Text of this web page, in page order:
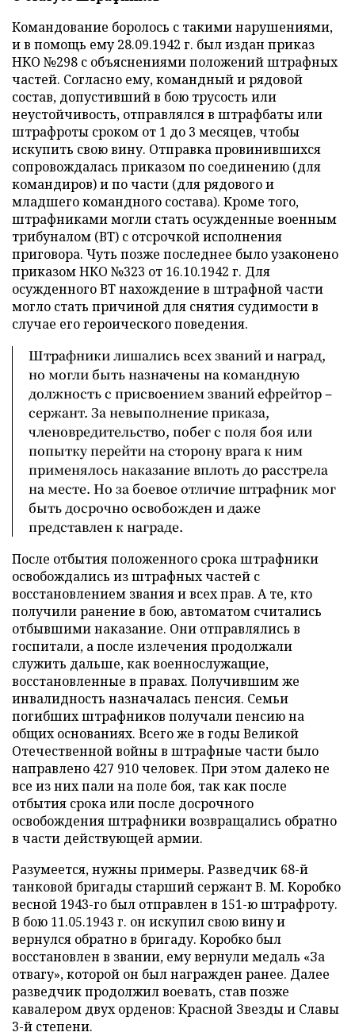
Командование боролось с такими нарушениями,
и в помощь ему 28.09.1942 г. был издан приказ
НКО №298 с объяснениями положений штрафных
частей. Согласно ему, командный и рядовой
состав, допустивший в бою трусость или
неустойчивость, отправлялся в штрафбаты или
штрафроты сроком от 1 до 3 месяцев, чтобы
искупить свою вину. Отправка провинившихся
сопровождалась приказом по соединению (для
командиров) и по части (для рядового и
младшего командного состава). Кроме того,
штрафниками могли стать осужденные военным
трибуналом (ВТ) с отсрочкой исполнения
приговора. Чуть позже последнее было узаконено
приказом НКО №323 от 16.10.1942 г. Для
осужденного ВТ нахождение в штрафной части
могло стать причиной для снятия судимости в
случае его героического поведения.
Штрафники лишались всех званий и наград,
но могли быть назначены на командную
должность с присвоением званий ефрейтор –
сержант. За невыполнение приказа,
членовредительство, побег с поля боя или
попытку перейти на сторону врага к ним
применялось наказание вплоть до расстрела
на месте. Но за боевое отличие штрафник мог
быть досрочно освобожден и даже
представлен к награде.
После отбытия положенного срока штрафники
освобождались из штрафных частей с
восстановлением звания и всех прав. А те, кто
получили ранение в бою, автоматом считались
отбывшими наказание. Они отправлялись в
госпитали, а после излечения продолжали
служить дальше, как военнослужащие,
восстановленные в правах. Получившим же
инвалидность назначалась пенсия. Семьи
погибших штрафников получали пенсию на
общих основаниях. Всего же в годы Великой
Отечественной войны в штрафные части было
направлено 427 910 человек. При этом далеко не
все из них пали на поле боя, так как после
отбытия срока или после досрочного
освобождения штрафники возвращались обратно
в части действующей армии.
Разумеется, нужны примеры. Разведчик 68-й
танковой бригады старший сержант В. М. Коробко
весной 1943-го был отправлен в 151-ю штрафроту.
В бою 11.05.1943 г. он искупил свою вину и
вернулся обратно в бригаду. Коробко был
восстановлен в звании, ему вернули медаль «За
отвагу», которой он был награжден ранее. Далее
разведчик продолжил воевать, став позже
кавалером двух орденов: Красной Звезды и Славы
3-й степени.